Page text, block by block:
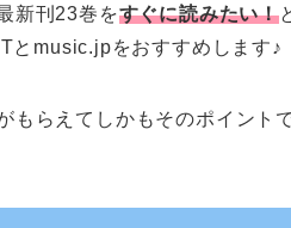
新刊23巻をすぐに読みたい！
とmusic.jpをおすすめします♪
もらえてしかもそのポイント